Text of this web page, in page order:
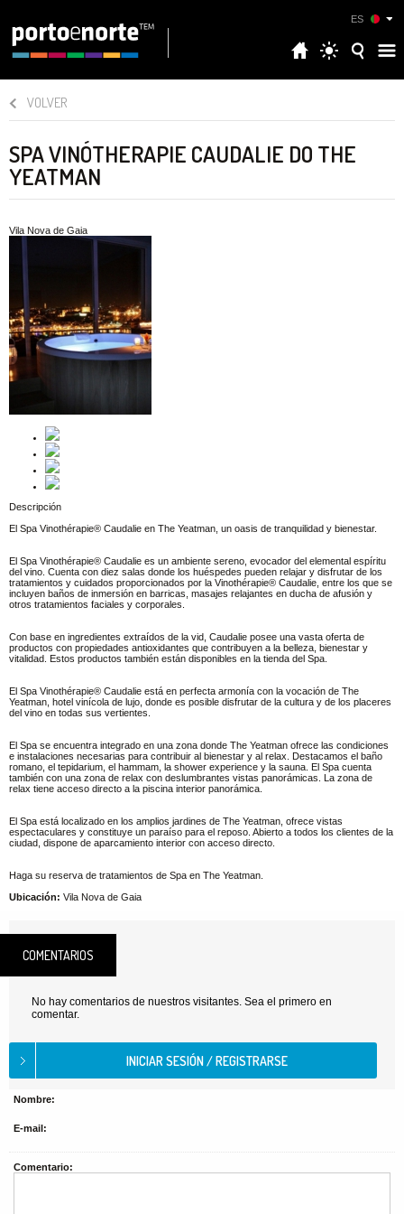
ES
VOLVER
SPA VINÓTHERAPIE CAUDALIE DO THE
YEATMAN
Vila Nova de Gaia
Descripción
El Spa Vinothérapie® Caudalie en The Yeatman, un oasis de tranquilidad y bienestar.
El Spa Vinothérapie® Caudalie es un ambiente sereno, evocador del elemental espíritu
del vino. Cuenta con diez salas donde los huéspedes pueden relajar y disfrutar de los
tratamientos y cuidados proporcionados por la Vinothérapie® Caudalie, entre los que se
incluyen baños de inmersión en barricas, masajes relajantes en ducha de afusión y
otros tratamientos faciales y corporales.
Con base en ingredientes extraídos de la vid, Caudalie posee una vasta oferta de
productos con propiedades antioxidantes que contribuyen a la belleza, bienestar y
vitalidad. Estos productos también están disponibles en la tienda del Spa.
El Spa Vinothérapie® Caudalie está en perfecta armonía con la vocación de The
Yeatman, hotel vinícola de lujo, donde es posible disfrutar de la cultura y de los placeres
del vino en todas sus vertientes.
El Spa se encuentra integrado en una zona donde The Yeatman ofrece las condiciones
e instalaciones necesarias para contribuir al bienestar y al relax. Destacamos el baño
romano, el tepidarium, el hammam, la shower experience y la sauna. El Spa cuenta
también con una zona de relax con deslumbrantes vistas panorámicas. La zona de
relax tiene acceso directo a la piscina interior panorámica.
El Spa está localizado en los amplios jardines de The Yeatman, ofrece vistas
espectaculares y constituye un paraíso para el reposo. Abierto a todos los clientes de la
ciudad, dispone de aparcamiento interior con acceso directo.
Haga su reserva de tratamientos de Spa en The Yeatman.
Ubicación: Vila Nova de Gaia
COMENTARIOS
No hay comentarios de nuestros visitantes. Sea el primero en
comentar.
Nombre:
E-mail:
Comentario: